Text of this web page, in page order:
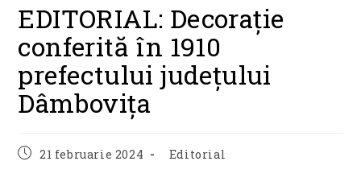
EDITORIAL: Decorație
conferită în 1910
prefectului județului
Dâmbovița
Post21 februarie 2024
Post
Editorial